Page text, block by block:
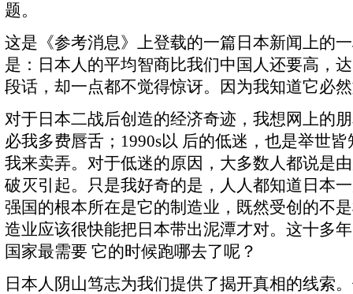
题。
这是《参考消息》上登载的一篇日本新闻上的
是：日本人的平均智商比我们中国人还要高，
段话，却一点都不觉得惊讶。因为我知道它必
对于日本二战后创造的经济奇迹，我想网上的
必我多费唇舌；1990s以 后的低迷，也是举世
我来卖弄。对于低迷的原因，大多数人都说是
破灭引起。只是我好奇的是，人人都知道日本
强国的根本所在是它的制造业，既然受创的不
造业应该很快能把日本带出泥潭才对。这十多
国家最需要 它的时候跑哪去了呢？
日本人阴山笃志为我们提供了揭开真相的线索